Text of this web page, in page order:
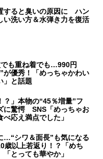
すると臭いの原因に ハン
い洗い方＆水弾き力を復活
でも重ね着でも…990円
が優秀！「めっちゃかわい
」と話題
？」本物の“45％増量”フ
に驚愕 SNS「めっちゃお
応え満点でした」
…“シワ＆面長”も気になる
以上若返り！？「めち
とっても華やか」